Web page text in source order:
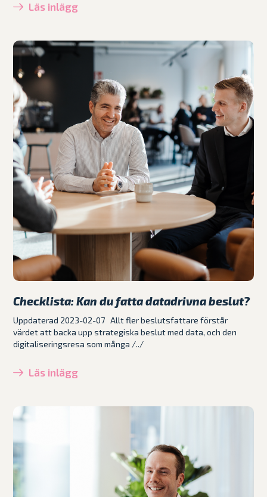
Läs inlägg
Checklista: Kan du fatta datadrivna beslut?
Uppdaterad 2023-02-07 Allt fler beslutsfattare förstår
värdet att backa upp strategiska beslut med data, och den
digitaliseringsresa som många /../
Läs inlägg